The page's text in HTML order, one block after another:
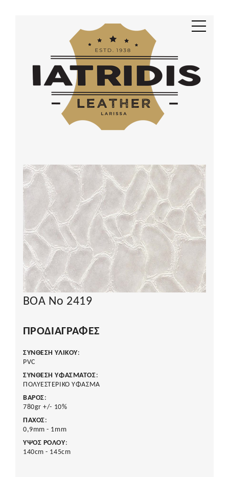
BOA No 2419
ΠΡΟΔΙΑΓΡΑΦΈΣ
ΣΥΝΘΕΣΗ ΥΛΙΚΟΥ:
PVC
ΣΥΝΘΕΣΗ ΥΦΑΣΜΑΤΟΣ:
ΠΟΛΥΕΣΤΕΡΙΚΟ ΥΦΑΣΜΑ
ΒΑΡΟΣ:
780gr +/- 10%
ΠΑΧΟΣ:
0,9mm - 1mm
ΥΨΟΣ ΡΟΛΟΥ:
140cm - 145cm